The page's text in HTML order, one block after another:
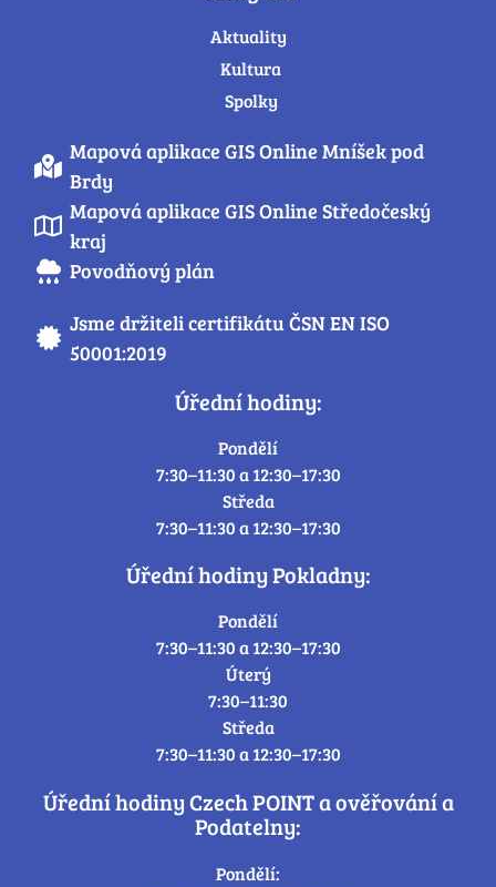
Aktuality
Kultura
Spolky
Mapová aplikace GIS Online Mníšek pod
Brdy
Mapová aplikace GIS Online Středočeský
kraj
Povodňový plán
Jsme držiteli certifikátu ČSN EN ISO
50001:2019
Úřední hodiny:
Pondělí
7:30–11:30 a 12:30–17:30
Středa
7:30–11:30 a 12:30–17:30
Úřední hodiny Pokladny:
Pondělí
7:30–11:30 a 12:30–17:30
Úterý
7:30–11:30
Středa
7:30–11:30 a 12:30–17:30
Úřední hodiny Czech POINT a ověřování a
Podatelny:
Pondělí: